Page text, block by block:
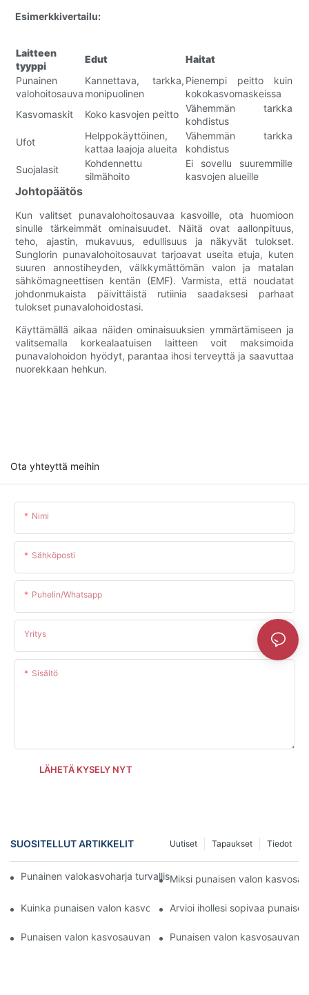
Esimerkkivertailu:
Laitteen
tyyppi
Edut
Haitat
Punainen
valohoitosauva
Kannettava, tarkka,
monipuolinen
Pienempi peitto kuin
kokokasvomaskeissa
Kasvomaskit
Koko kasvojen peitto
Vähemmän tarkka
kohdistus
Ufot
Helppokäyttöinen,
kattaa laajoja alueita
Vähemmän tarkka
kohdistus
Suojalasit
Kohdennettu
silmähoito
Ei sovellu suuremmille
kasvojen alueille
Johtopäätös
Kun valitset punavalohoitosauvaa kasvoille, ota huomioon
sinulle tärkeimmät ominaisuudet. Näitä ovat aallonpituus,
teho, ajastin, mukavuus, edullisuus ja näkyvät tulokset.
Sunglorin punavalohoitosauvat tarjoavat useita etuja, kuten
suuren annostiheyden, välkkymättömän valon ja matalan
sähkömagneettisen kentän (EMF). Varmista, että noudatat
johdonmukaista päivittäistä rutiinia saadaksesi parhaat
tulokset punavalohoidostasi.
Käyttämällä aikaa näiden ominaisuuksien ymmärtämiseen ja
valitsemalla korkealaatuisen laitteen voit maksimoida
punavalohoidon hyödyt, parantaa ihosi terveyttä ja saavuttaa
nuorekkaan hehkun.
Ota yhteyttä meihin
Nimi
Sähköposti
Puhelin/whatsapp
Yritys
Sisältö
LÄHETÄ KYSELY NYT
SUOSITELLUT ARTIKKELIT Tiedot
Tapaukset
Uutiset
Punainen valokasvoharja turvalliseen ja tehokkaaseen aknen
Miksi punaisen valon
Kuinka punaisen valon kasvosauvat muuttavat ihoa viikoissa
Arvioi ihollesi sopivaa
Punaisen valon kasvosauvan ja perinteisten ikääntymistä
Punaisen valon kasvosauvan